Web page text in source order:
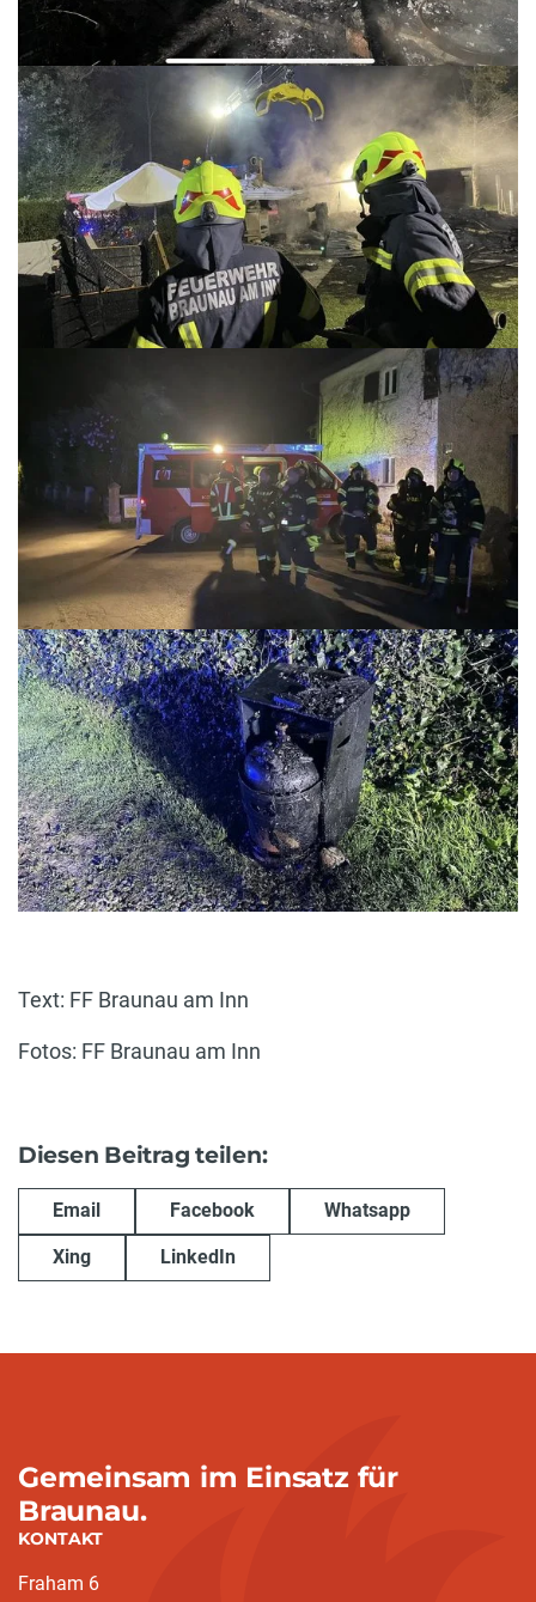
Text: FF Braunau am Inn
Fotos: FF Braunau am Inn
Diesen Beitrag teilen:
Email Facebook Whatsapp
Xing LinkedIn
Gemeinsam im Einsatz für
Braunau.
KONTAKT
Fraham 6